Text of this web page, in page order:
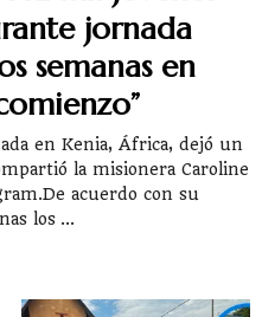
jornada
semanas en
en Kenia, África, dejó un
la misionera Caroline
acuerdo con su
los